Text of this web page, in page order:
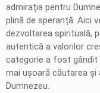
admirația pentru
plină de speranță. Aici
dezvoltarea spirituală,
autentică a valorilor
categorie a fost gândit
mai ușoară căutarea și
Dumnezeu.